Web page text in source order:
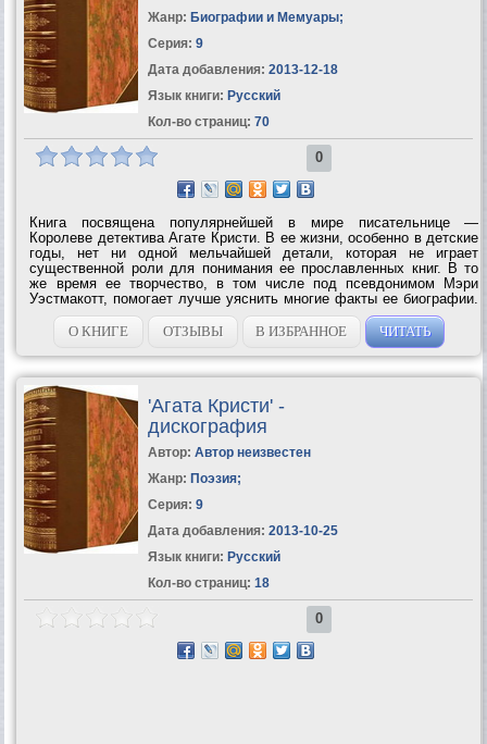
Жанр: Биографии и Мемуары;
Серия: 9
Дата добавления: 2013-12-18
Язык книги: Русский
Кол-во страниц: 70
0
Книга посвящена популярнейшей в мире писательнице —
Королеве детектива Агате Кристи. В ее жизни, особенно в детские
годы, нет ни одной мельчайшей детали, которая не играет
существенной роли для понимания ее прославленных книг. В то
же время ее творчество, в том числе под псевдонимом Мэри
Уэстмакотт, помогает лучше уяснить многие факты ее биографии.
Читатели смогут погрузиться в приятную атмосферу
викторианской Англии, лучше понять...
О КНИГЕ ОТЗЫВЫ В ИЗБРАННОЕ ЧИТАТЬ
'Агата Кристи' -
дискография
Автор: Автор неизвестен
Жанр: Поэзия;
Серия: 9
Дата добавления: 2013-10-25
Язык книги: Русский
Кол-во страниц: 18
0